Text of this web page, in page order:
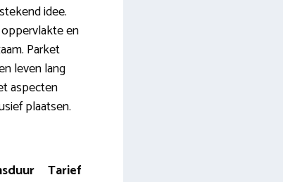
idee.
en
Parket
leven lang
aspecten
plaatsen.
Tarief